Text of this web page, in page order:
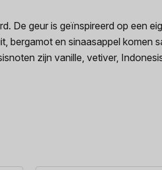
De geur is geïnspireerd op een
bergamot en sinaasappel komen
zijn vanille, vetiver,